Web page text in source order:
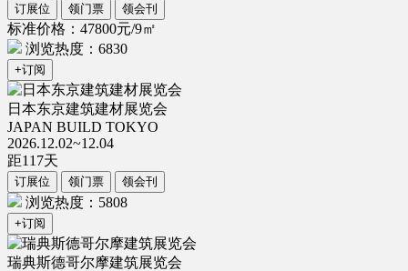
订展位 领门票 领会刊
标准价格：47800元/9㎡
浏览热度：6830
+订阅
日本东京建筑建材展览会
JAPAN BUILD TOKYO
2026.12.02~12.04
距117天
订展位 领门票 领会刊
浏览热度：5808
+订阅
瑞典斯德哥尔摩建筑展览会